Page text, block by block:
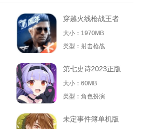
穿越火线枪战王者
大小：1970MB
类型：射击枪战
第七史诗2023正版
大小：60MB
类型：角色扮演
未定事件簿单机版